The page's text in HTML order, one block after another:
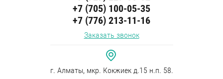
+7 (705) 100-05-35
+7 (776) 213-11-16
Заказать звонок
г. Алматы, мкр. Кокжиек д.15 н.п. 58.